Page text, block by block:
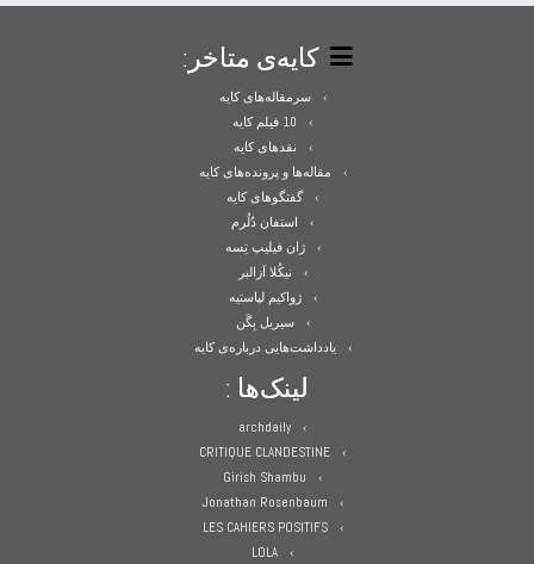
کایه‌ی متاخر:
سرمقاله‌های کایه
10 فیلم کایه
نقدهای کایه
مقاله‌ها و پرونده‌های کایه
گفتگوهای کایه
استفان دُلُرم
ژان فیلیپ تِسه
نیکُلا اَزالبر
ژواکیم لپاستیه
سیریل بِگَن
یادداشت‌هایی درباره‌ی کایه
لینک‌ها :
archdaily
CRITIQUE CLANDESTINE
Girish Shambu
Jonathan Rosenbaum
LES CAHIERS POSITIFS
LOLA